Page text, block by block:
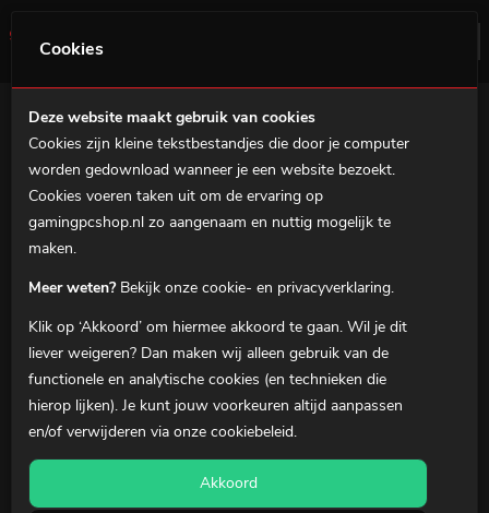
Cookies
Deze website maakt gebruik van cookies
Cookies zijn kleine tekstbestandjes die door je computer
worden gedownload wanneer je een website bezoekt.
Cookies voeren taken uit om de ervaring op
gamingpcshop.nl zo aangenaam en nuttig mogelijk te
maken.
Meer weten? Bekijk onze cookie- en privacyverklaring.
Klik op ‘Akkoord’ om hiermee akkoord te gaan. Wil je dit
liever weigeren? Dan maken wij alleen gebruik van de
functionele en analytische cookies (en technieken die
hierop lijken). Je kunt jouw voorkeuren altijd aanpassen
en/of verwijderen via onze cookiebeleid.
Akkoord
Home
Gaming PC's
MSI Prebuilds
Over ons
Klantenservice
Winkelmandje
Betalen met in3
Eenvoudig in 3 keer gespreid betalen zonder
rente.
Bedankt voor je aanmelding